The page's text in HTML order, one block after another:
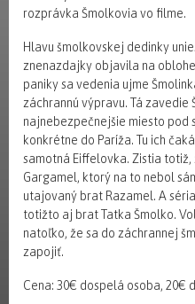
rozprávka Šmolkovia vo filme.
Hlavu šmolkovskej dedinky
znenazdajky objavila na
paniky sa vedenia ujme
záchrannú výpravu. Tá zavedie
najnebezpečnejšie miesto pod
konkrétne do Paríža. Tu ich
samotná Eiffelovka. Zistia totiž,
Gargamel, ktorý na to nebol
utajovaný brat Razamel. A
totižto aj brat Tatka Šmolko.
natoľko, že sa do záchrannej
zapojiť.
Cena: 30€ dospelá osoba, 20€